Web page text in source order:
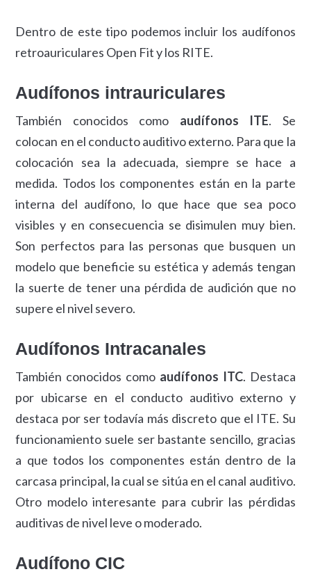
Dentro de este tipo podemos incluir los audífonos
retroauriculares Open Fit y los RITE.
Audífonos intrauriculares
También conocidos como audífonos ITE. Se
colocan en el conducto auditivo externo. Para que la
colocación sea la adecuada, siempre se hace a
medida. Todos los componentes están en la parte
interna del audífono, lo que hace que sea poco
visibles y en consecuencia se disimulen muy bien.
Son perfectos para las personas que busquen un
modelo que beneficie su estética y además tengan
la suerte de tener una pérdida de audición que no
supere el nivel severo.
Audífonos Intracanales
También conocidos como audífonos ITC. Destaca
por ubicarse en el conducto auditivo externo y
destaca por ser todavía más discreto que el ITE. Su
funcionamiento suele ser bastante sencillo, gracias
a que todos los componentes están dentro de la
carcasa principal, la cual se sitúa en el canal auditivo.
Otro modelo interesante para cubrir las pérdidas
auditivas de nivel leve o moderado.
Audífono CIC